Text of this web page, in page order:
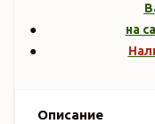
на
Описание